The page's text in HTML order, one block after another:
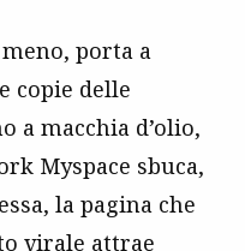
porta a
copie delle
a macchia d’olio,
Myspace sbuca,
la pagina che
virale attrae